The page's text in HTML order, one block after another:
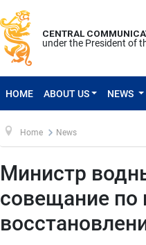
CENTRAL
under the President of
HOME ABOUT US NEWS
Home News
Министр
совещание по